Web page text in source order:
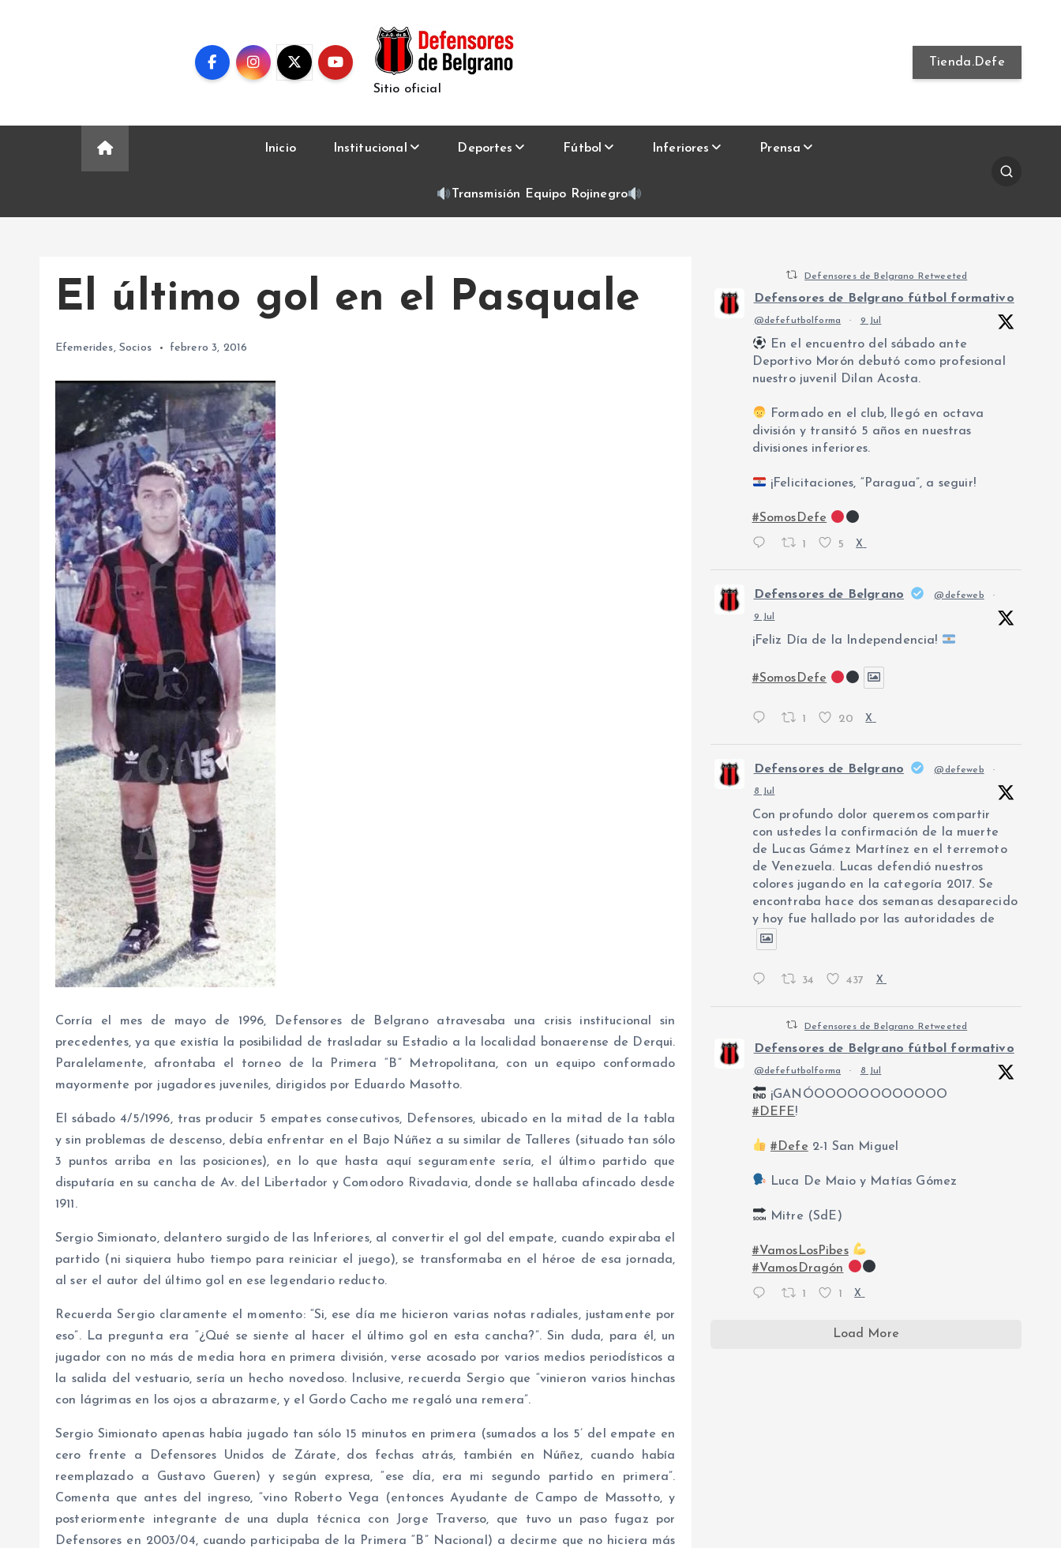
Sitio oficial
Tienda.Defe
Inicio Institucional Deportes Fútbol Inferiores Prensa
Transmisión Equipo Rojinegro
El último gol en el Pasquale
Efemerides, Socios febrero 3, 2016
Corría el mes de mayo de 1996, Defensores de Belgrano atravesaba una crisis institucional sin
precedentes, ya que existía la posibilidad de trasladar su Estadio a la localidad bonaerense de Derqui.
Paralelamente, afrontaba el torneo de la Primera “B” Metropolitana, con un equipo conformado
mayormente por jugadores juveniles, dirigidos por Eduardo Masotto.
El sábado 4/5/1996, tras producir 5 empates consecutivos, Defensores, ubicado en la mitad de la tabla
y sin problemas de descenso, debía enfrentar en el Bajo Núñez a su similar de Talleres (situado tan sólo
3 puntos arriba en las posiciones), en lo que hasta aquí seguramente sería, el último partido que
disputaría en su cancha de Av. del Libertador y Comodoro Rivadavia, donde se hallaba afincado desde
1911.
Sergio Simionato, delantero surgido de las Inferiores, al convertir el gol del empate, cuando expiraba el
partido (ni siquiera hubo tiempo para reiniciar el juego), se transformaba en el héroe de esa jornada,
al ser el autor del último gol en ese legendario reducto.
Recuerda Sergio claramente el momento: “Si, ese día me hicieron varias notas radiales, justamente por
eso”. La pregunta era “¿Qué se siente al hacer el último gol en esta cancha?”. Sin duda, para él, un
jugador con no más de media hora en primera división, verse acosado por varios medios periodísticos a
la salida del vestuario, sería un hecho novedoso. Inclusive, recuerda Sergio que “vinieron varios hinchas
con lágrimas en los ojos a abrazarme, y el Gordo Cacho me regaló una remera”.
Sergio Simionato apenas había jugado tan sólo 15 minutos en primera (sumados a los 5’ del empate en
cero frente a Defensores Unidos de Zárate, dos fechas atrás, también en Núñez, cuando había
reemplazado a Gustavo Gueren) y según expresa, “ese día, era mi segundo partido en primera”.
Comenta que antes del ingreso, “vino Roberto Vega (entonces Ayudante de Campo de Massotto, y
posteriormente integrante de una dupla técnica con Jorge Traverso, que tuvo un paso fugaz por
Defensores en 2003/04, cuando participaba de la Primera “B” Nacional) a decirme que no hiciera más
Defensores de Belgrano Retweeted
Defensores de Belgrano fútbol formativo
@defefutbolforma · 9 Jul
En el encuentro del sábado ante
Deportivo Morón debutó como profesional
nuestro juvenil Dilan Acosta.
Formado en el club, llegó en octava
división y transitó 5 años en nuestras
divisiones inferiores.
¡Felicitaciones, “Paragua”, a seguir!
#SomosDefe
1 5 X
Defensores de Belgrano @defeweb ·
9 Jul
¡Feliz Día de la Independencia!
#SomosDefe
1 20 X
Defensores de Belgrano @defeweb ·
8 Jul
Con profundo dolor queremos compartir
con ustedes la confirmación de la muerte
de Lucas Gámez Martínez en el terremoto
de Venezuela. Lucas defendió nuestros
colores jugando en la categoría 2017. Se
encontraba hace dos semanas desaparecido
y hoy fue hallado por las autoridades de
34 437 X
Defensores de Belgrano Retweeted
Defensores de Belgrano fútbol formativo
@defefutbolforma · 8 Jul
¡GANÓOOOOOOOOOOOO
#DEFE!
#Defe 2-1 San Miguel
Luca De Maio y Matías Gómez
Mitre (SdE)
#VamosLosPibes
#VamosDragón
1 1 X
Load More